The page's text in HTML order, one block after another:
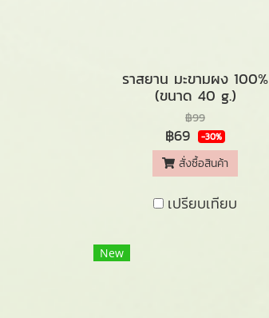
ราสยาน มะขามผง 100%
(ขนาด 40 g.)
฿99
฿69 -30%
สั่งซื้อสินค้า
เปรียบเทียบ
New